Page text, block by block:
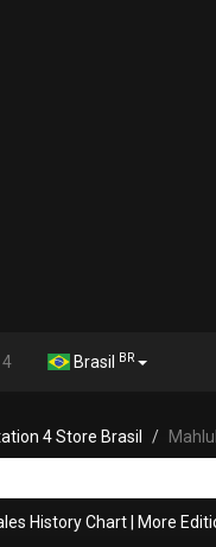
Brasil BR
4 Store Brasil
History Chart More